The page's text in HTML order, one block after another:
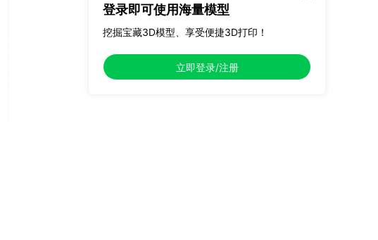
登录即可使用海量模型
挖掘宝藏3D模型、享受便捷3D打印！
立即登录/注册